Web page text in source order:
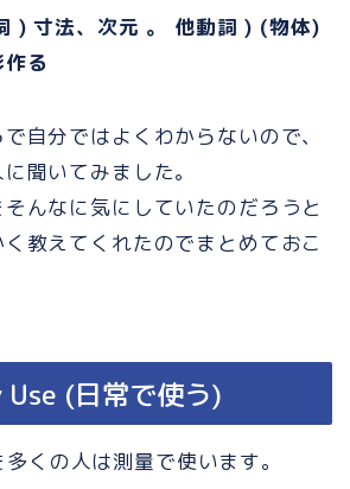
) 寸法、次元 。 他動詞 ) (物体)
る
自分ではよくわからないので、
聞いてみました。
んなに気にしていたのだろうと
教えてくれたのでまとめておこ
(日常で使う)
くの人は測量で使います。